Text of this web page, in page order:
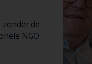
de
NGO